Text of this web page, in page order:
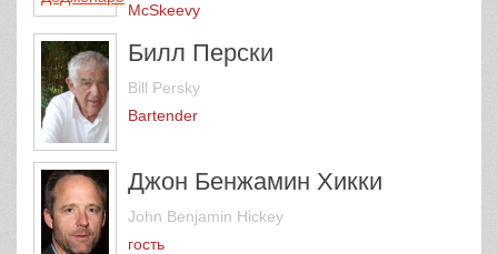
McSkeevy
Билл Перски
Bill Persky
Bartender
Джон Бенжамин Хикки
John Benjamin Hickey
гость